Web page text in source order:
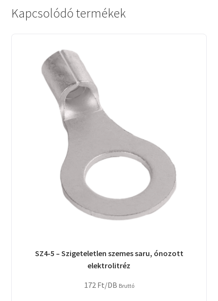
Kapcsolódó termékek
SZ4-5 – Szigeteletlen szemes saru, ónozott
elektrolitréz
172 Ft/DB Bruttó